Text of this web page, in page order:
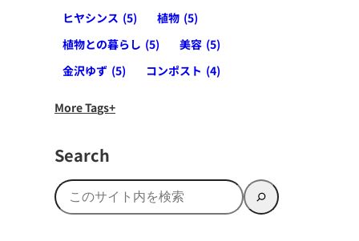
ヒヤシンス (5) 植物 (5)
植物との暮らし (5) 美容 (5)
金沢ゆず (5) コンポスト (4)
More Tags
Search
検
索